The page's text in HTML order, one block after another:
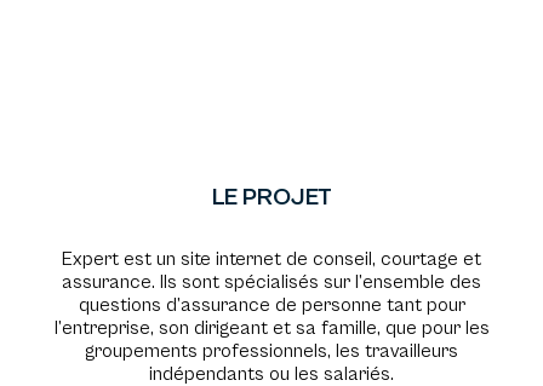
LE PROJET
Expert est un site internet de conseil, courtage et
assurance. Ils sont spécialisés sur l’ensemble des
questions d’assurance de personne tant pour
l’entreprise, son dirigeant et sa famille, que pour les
groupements professionnels, les travailleurs
indépendants ou les salariés.